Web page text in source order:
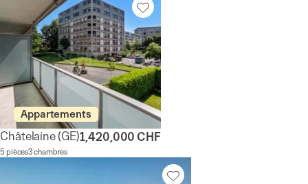
Appartements
Châtelaine(GE)
5 pièces3 chambres
1,420,000 CHF